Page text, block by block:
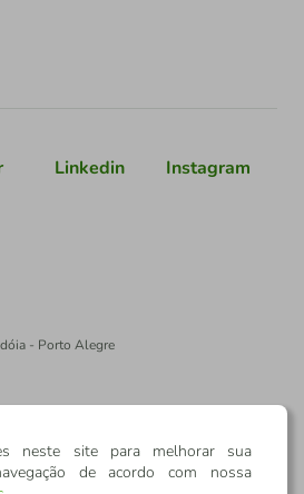
Linkedin Instagram
- Porto Alegre
neste site para melhorar sua
de acordo com nossa